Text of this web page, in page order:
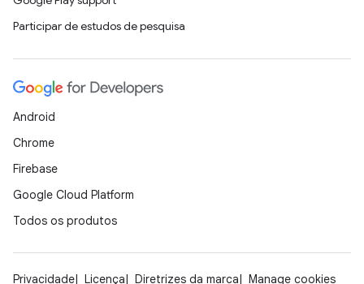
Participar de estudos de pesquisa
Android
Chrome
Firebase
Google Cloud Platform
Todos os produtos
Privacidade Licença Diretrizes da marca Manage cookies